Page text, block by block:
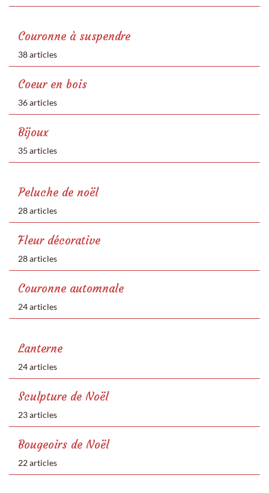
Couronne à suspendre
38 articles
Coeur en bois
36 articles
Bijoux
35 articles
Peluche de noël
28 articles
Fleur décorative
28 articles
Couronne automnale
24 articles
Lanterne
24 articles
Sculpture de Noël
23 articles
Bougeoirs de Noël
22 articles